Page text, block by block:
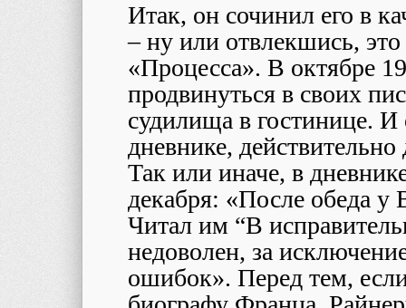
Итак, он сочинил его в
– ну или отвлекшись,
«Процесса». В октябре
продвинуться в своих
судилища в гостинице. И
дневнике,
Так или иначе, в
декабря: «После обеда
Читал им “В
недоволен, за
ошибок». Перед тем,